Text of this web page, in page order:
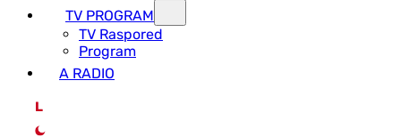
TV PROGRAM
ТV Raspored
Program
A RADIO
L